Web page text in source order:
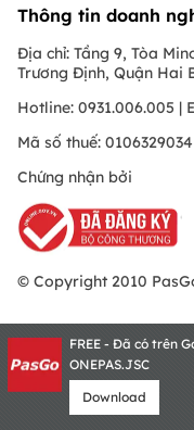
Thông tin doanh
Địa chỉ: Tầng 9, Tòa
Trương Định, Quận Hai
Hotline: 0931.006.005 |
Mã số thuế: 0106329034
Chứng nhận bởi
© Copyright 2010
FREE - Đã có trên
ONEPAS.JSC
Download